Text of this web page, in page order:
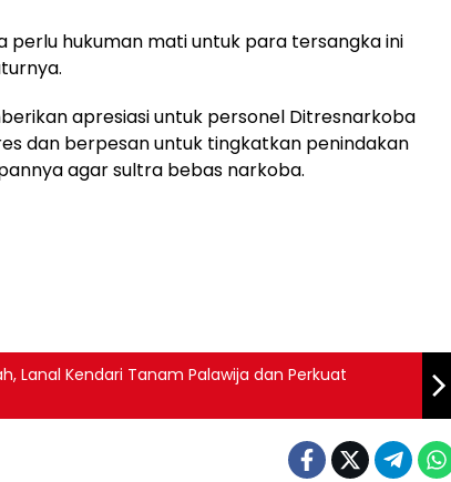
perlu hukuman mati untuk para tersangka ini
apresiasi untuk personel Ditresnarkoba
dan berpesan untuk tingkatkan penindakan
agar sultra bebas narkoba.
Lanal Kendari Tanam Palawija dan Perkuat